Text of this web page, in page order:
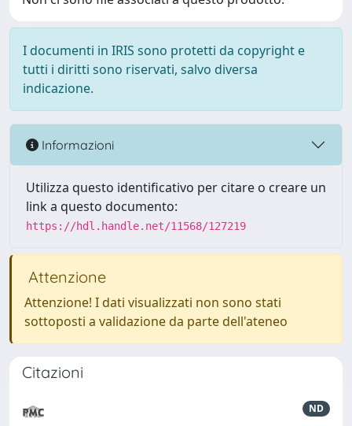
I documenti in IRIS sono protetti da copyright e
tutti i diritti sono riservati, salvo diversa
indicazione.
Informazioni
Utilizza questo identificativo per citare o creare un
link a questo documento:
https://hdl.handle.net/11568/127219
Attenzione
Attenzione! I dati visualizzati non sono stati
sottoposti a validazione da parte dell'ateneo
Citazioni
ND